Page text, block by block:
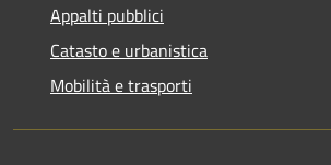
Appalti pubblici
Catasto e urbanistica
Mobilità e trasporti